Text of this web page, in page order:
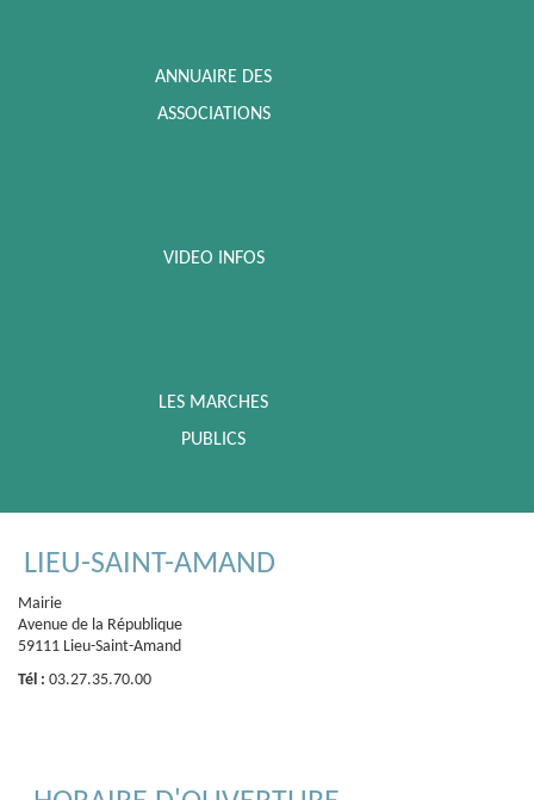
ANNUAIRE DES
ASSOCIATIONS
VIDEO INFOS
LES MARCHES
PUBLICS
LIEU-SAINT-AMAND
Mairie
Avenue de la République
59111 Lieu-Saint-Amand
Tél : 03.27.35.70.00